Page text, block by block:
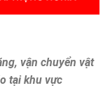
vận chuyển vật
tại khu vực